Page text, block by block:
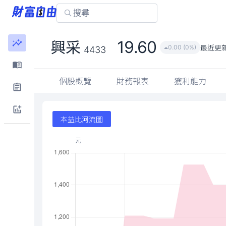
興采 4433 19.60 0.00 (0%) 最近更
個股概覽 財務報表 獲利能力
本益比河流圖